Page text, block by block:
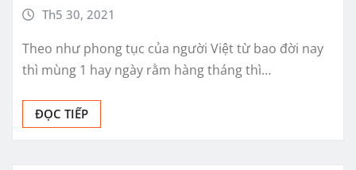
Th5 30, 2021
Theo như phong tục của người Việt từ bao đời nay
thì mùng 1 hay ngày rằm hàng tháng thì…
ĐỌC TIẾP